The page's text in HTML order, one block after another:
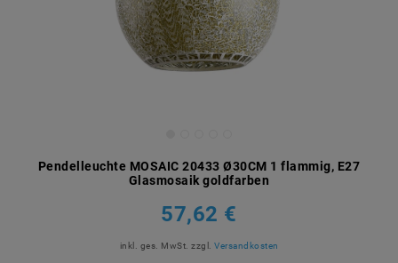
Pendelleuchte MOSAIC 20433 Ø30CM 1 flammig, E27
Glasmosaik goldfarben
57,62 €
inkl. ges. MwSt. zzgl. Versandkosten